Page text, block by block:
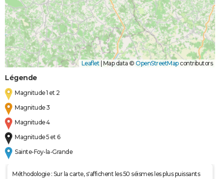
Leaflet Map data © OpenStreetMapcontributors
Légende
Magnitude 1 et 2
Magnitude 3
Magnitude 4
Magnitude 5 et 6
Sainte-Foy-la-Grande
Méthodologie : Sur la carte, s'affichent les 50 séismes les plus puissants